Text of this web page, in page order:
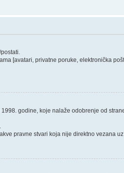
[avatari, privatne poruke, elektronička
godine, koje nalaže odobrenje od
pravne stvari koja nije direktno vezana